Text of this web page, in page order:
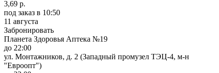
3,69 р.
под заказ в 10:50
11 августа
Забронировать
Планета Здоровья Аптека №19
до 22:00
ул. Монтажников, д. 2 (Западный промузел ТЭЦ-4, м-н
"Евроопт")